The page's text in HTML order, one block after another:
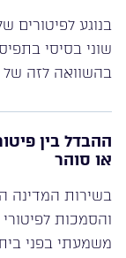
בנוגע
שוני בסיסי
בהשוואה לזה
ההבדל בין
או סוהר
בשירות המדינה
והסמכות
משמעתי בפני